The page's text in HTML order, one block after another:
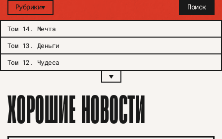
Поиск
Рубрики
Том 14.
Мечта
Том 13 . Деньги
Том 12 . Чудеса
ХОРОШИЕ НОВОСТИ